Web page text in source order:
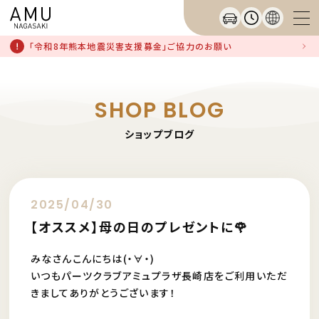
「令和8年熊本地震災害支援募金」ご協力のお願い
SHOP BLOG
ショップブログ
2025/04/30
【オススメ】母の日のプレゼントに🌹
みなさんこんにちは(・∀・)
いつもパーツクラブアミュプラザ長崎店をご利用いただ
きましてありがとうございます！